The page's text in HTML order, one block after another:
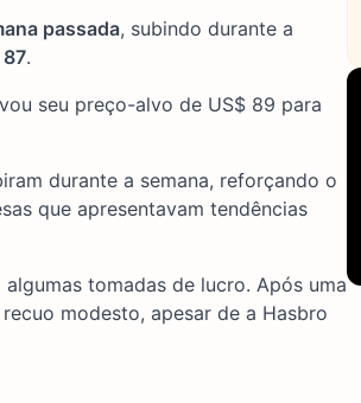
passada, subindo durante a
87.
seu preço-alvo de US$ 89 para
durante a semana, reforçando o
que apresentavam tendências
tomadas de lucro. Após uma
modesto, apesar de a Hasbro